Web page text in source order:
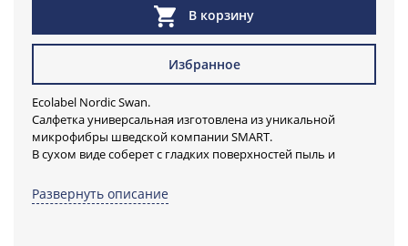
В корзину
Избранное
Ecolabel Nordic Swan.
Салфетка универсальная изготовлена из уникальной
микрофибры шведской компании SMART.
В сухом виде соберет с гладких поверхностей пыль и
Во влажном виде очистит и отполирует металл, хром,
ювелирные украшения, отмоет стекло, кафель, одежду и
Развернуть описание